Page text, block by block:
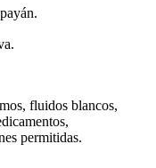
fluidos blancos,
permitidas.